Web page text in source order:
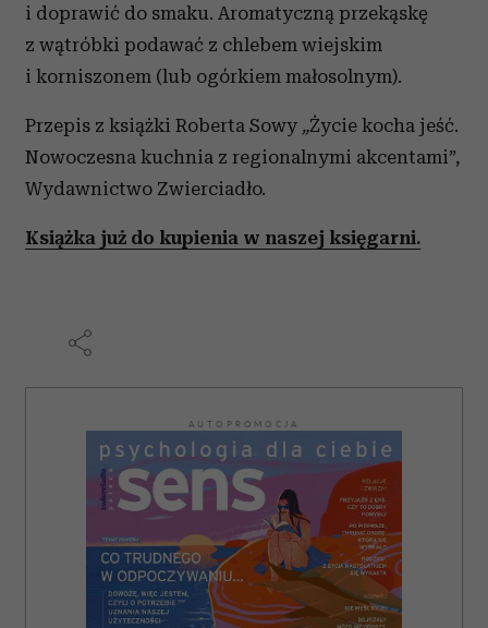
i doprawić do smaku. Aromatyczną przekąskę
z wątróbki podawać z chlebem wiejskim
i korniszonem (lub ogórkiem małosolnym).
Przepis z książki Roberta Sowy „Życie kocha jeść.
Nowoczesna kuchnia z regionalnymi akcentami”,
Wydawnictwo Zwierciadło.
Książka już do kupienia w naszej księgarni.
AUTOPROMOCJA